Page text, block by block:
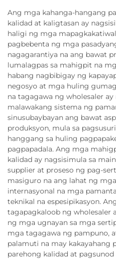
Ang mga kahanga-hangang
kalidad at kaligtasan ay
haligi ng mga
pagbebenta ng mga
nagagarantiya na ang bawat
lumalagpas sa mahigpit na
habang nagbibigay ng
negosyo at mga huling
na tagagawa ng wholesaler
malawakang sistema ng
sinusubaybayan ang bawat
produksyon, mula sa
hanggang sa huling
pagpapadala. Ang mga
kalidad ay nagsisimula sa
supplier at proseso ng pag-
masiguro na ang lahat ng
internasyonal na mga
teknikal na espesipikasyon.
tagapagkaloob ng wholesaler
ng mga ugnayan sa mga
mga tagagawa ng pampuno,
palamuti na may kakayahang
parehong kalidad at